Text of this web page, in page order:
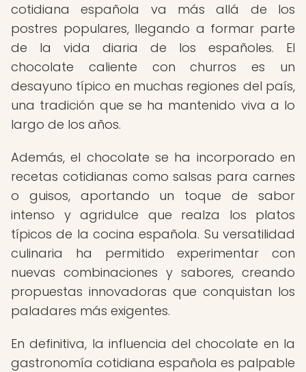
cotidiana española va más allá de los
postres populares, llegando a formar parte
de la vida diaria de los españoles. El
chocolate caliente con churros es un
desayuno típico en muchas regiones del país,
una tradición que se ha mantenido viva a lo
largo de los años.
Además, el chocolate se ha incorporado en
recetas cotidianas como salsas para carnes
o guisos, aportando un toque de sabor
intenso y agridulce que realza los platos
típicos de la cocina española. Su versatilidad
culinaria ha permitido experimentar con
nuevas combinaciones y sabores, creando
propuestas innovadoras que conquistan los
paladares más exigentes.
En definitiva, la influencia del chocolate en la
gastronomía cotidiana española es palpable